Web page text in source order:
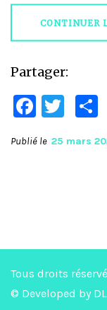
CONTINUER
Partager:
Publié le 25 mars
Tous droits
© Developed by